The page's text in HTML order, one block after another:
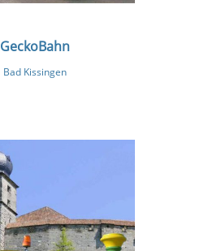
GeckoBahn
Bad Kissingen